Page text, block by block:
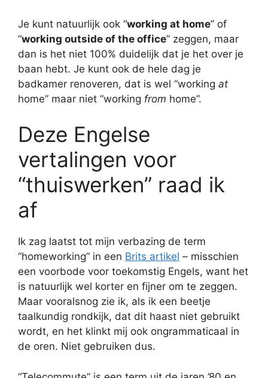
Je kunt natuurlijk ook “working at home” of
“working outside of the office” zeggen, maar
dan is het niet 100% duidelijk dat je het over je
baan hebt. Je kunt ook de hele dag je
badkamer renoveren, dat is wel “working at
home” maar niet “working from home”.
Deze Engelse
vertalingen voor
“thuiswerken” raad ik
af
Ik zag laatst tot mijn verbazing de term
“homeworking” in een Brits artikel – misschien
een voorbode voor toekomstig Engels, want het
is natuurlijk wel korter en fijner om te zeggen.
Maar vooralsnog zie ik, als ik een beetje
taalkundig rondkijk, dat dit haast niet gebruikt
wordt, en het klinkt mij ook ongrammaticaal in
de oren. Niet gebruiken dus.